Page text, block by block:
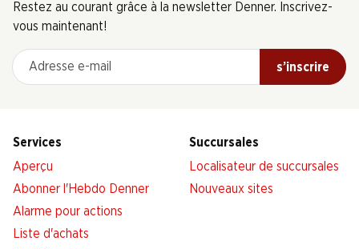
Restez au courant grâce à la newsletter Denner. Inscrivez-
vous maintenant!
Adresse e-mail
s’inscrire
Services
Aperçu
Abonner l'Hebdo Denner
Alarme pour actions
Liste d'achats
Succursales
Localisateur de succursales
Nouveaux sites